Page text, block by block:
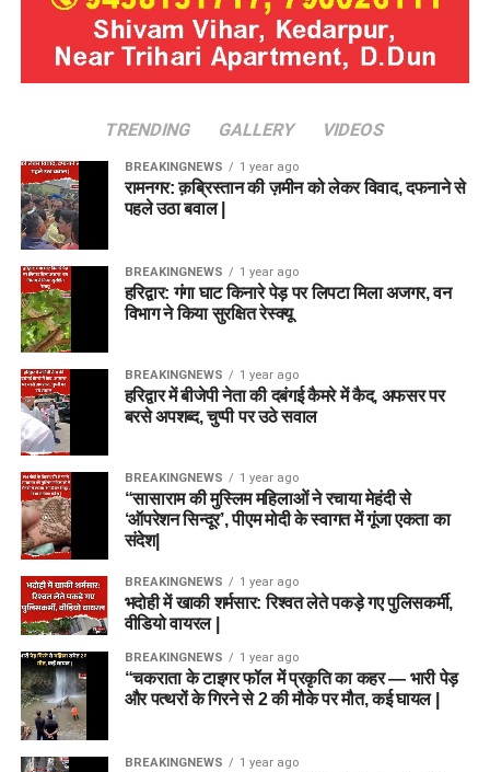
TRENDING GALLERY VIDEOS
BREAKINGNEWS 1 year ago
रामनगर: क़ब्रिस्तान की ज़मीन को लेकर विवाद, दफनाने से
पहले उठा बवाल |
BREAKINGNEWS 1 year ago
हरिद्वार: गंगा घाट किनारे पेड़ पर लिपटा मिला अजगर, वन
विभाग ने किया सुरक्षित रेस्क्यू
BREAKINGNEWS 1 year ago
हरिद्वार में बीजेपी नेता की दबंगई कैमरे में कैद, अफसर पर
बरसे अपशब्द, चुप्पी पर उठे सवाल
BREAKINGNEWS 1 year ago
“सासाराम की मुस्लिम महिलाओं ने रचाया मेहंदी से
‘ऑपरेशन सिन्दूर’, पीएम मोदी के स्वागत में गूंजा एकता का
संदेश|
BREAKINGNEWS 1 year ago
भदोही में खाकी शर्मसार: रिश्वत लेते पकड़े गए पुलिसकर्मी,
वीडियो वायरल |
BREAKINGNEWS 1 year ago
“चकराता के टाइगर फॉल में प्रकृति का कहर — भारी पेड़
और पत्थरों के गिरने से 2 की मौके पर मौत, कई घायल |
BREAKINGNEWS 1 year ago